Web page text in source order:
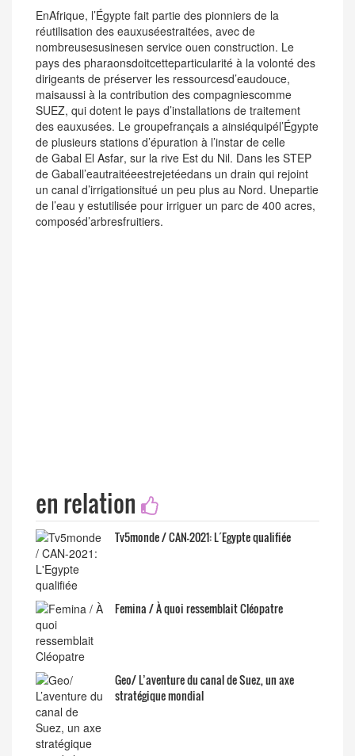
EnAfrique, l’Égypte fait partie des pionniers de la
réutilisation des eauxuséestraitées, avec de
nombreusesusinesen service ouen construction. Le
pays des pharaonsdoitcetteparticularité à la volonté des
dirigeants de préserver les ressourcesd’eaudouce,
maisaussi à la contribution des compagniescomme
SUEZ, qui dotent le pays d’installations de traitement
des eauxusées. Le groupefrançais a ainsiéquipél’Égypte
de plusieurs stations d’épuration à l’instar de celle
de Gabal El Asfar, sur la rive Est du Nil. Dans les STEP
de Gaball’eautraitéeestrejetéedans un drain qui rejoint
un canal d’irrigationsitué un peu plus au Nord. Unepartie
de l’eau y estutilisée pour irriguer un parc de 400 acres,
composéd’arbresfruitiers.
en relation
Tv5monde / CAN-2021: L´Egypte qualifiée
Femina / À quoi ressemblait Cléopatre
Geo/ L’aventure du canal de Suez, un axe
stratégique mondial